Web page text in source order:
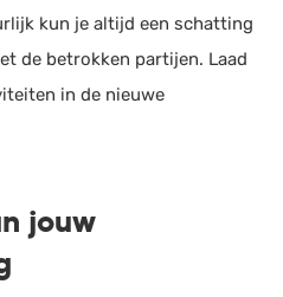
kun je altijd een schatting
de betrokken partijen. Laad
in de nieuwe
jouw